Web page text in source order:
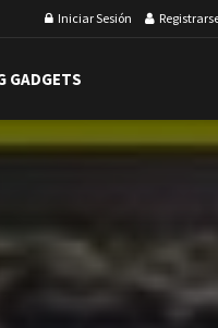
Iniciar Sesión
GADGETS